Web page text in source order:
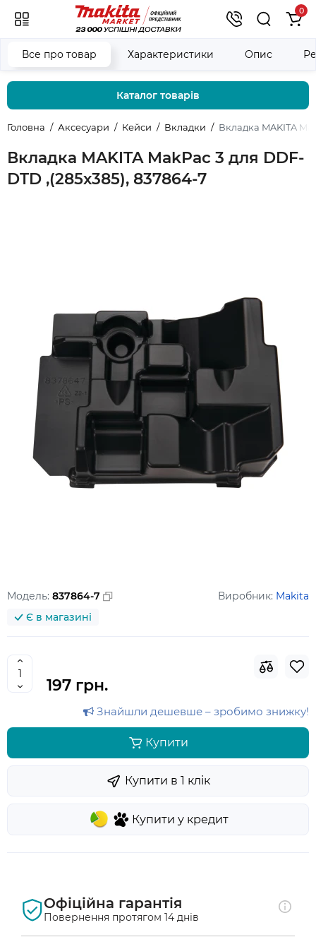
0
Каталог товарів
Головна Аксесуари Кейси Вкладки Вкладка MAKITA
Вкладка MAKITA MakPac 3 для DDF-
DTD ,(285х385), 837864-7
Все про товар Характеристики Опис
Модель: 837864-7 Виробник: Makita
Є в магазині
197 грн.
Знайшли дешевше – зробимо знижку!
Купити
Купити у кредит
Купити в 1 клiк
Офіційна гарантія
Повернення протягом 14 днів